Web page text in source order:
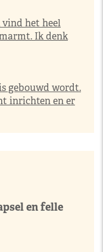
vind het heel
Ik denk
gebouwd wordt.
inrichten en er
en felle